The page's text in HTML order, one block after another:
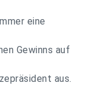
eine
Gewinns auf
aus.